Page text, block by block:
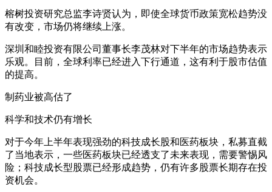
榕树投资研究总监李诗贤认为，即使全球货币政策宽松趋势没
有改变，市场仍将继续上涨。
深圳和睦投资有限公司董事长李茂林对下半年的市场趋势表示
乐观。目前，全球利率已经进入下行通道，这有利于股市估值
的提高。
制药业被高估了
科学和技术仍有增长
对于今年上半年表现强劲的科技成长股和医药板块，私募直截
了当地表示，一些医药板块已经透支了未来表现，需要警惕风
险；科技成长型股票已经形成趋势，仍有许多股票长期存在投
资机会。